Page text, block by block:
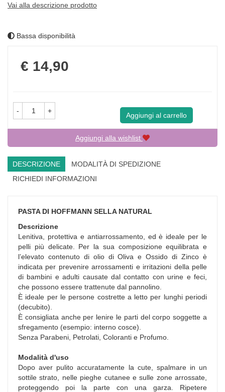
Vai alla descrizione prodotto
Bassa disponibilità
Prezzo
€ 14,90
- +
Aggiungi al carrello
Aggiungi alla wishlist
DESCRIZIONE
MODALITÀ DI SPEDIZIONE
RICHIEDI INFORMAZIONI
PASTA DI HOFFMANN SELLA NATURAL
Descrizione
Lenitiva, protettiva e antiarrossamento, ed è ideale per le
pelli più delicate. Per la sua composizione equilibrata e
l’elevato contenuto di olio di Oliva e Ossido di Zinco è
indicata per prevenire arrossamenti e irritazioni della pelle
di bambini e adulti causate dal contatto con urine e feci,
che possono essere trattenute dal pannolino.
È ideale per le persone costrette a letto per lunghi periodi
(decubito).
È consigliata anche per lenire le parti del corpo soggette a
sfregamento (esempio: interno cosce).
Senza Parabeni, Petrolati, Coloranti e Profumo.
Modalità d'uso
Dopo aver pulito accuratamente la cute, spalmare in un
sottile strato, nelle pieghe cutanee e sulle zone arrossate,
proteggendo poi la parte con una garza. Ripetere